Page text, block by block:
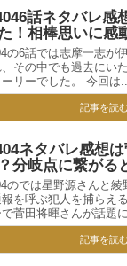
話ネタバレ感
！相棒思いに感
の6話では志摩一志が
その中でも過去にい
リーでした。 今回は
記事を読
ネタバレ感想
分岐点に繋がる
のでは星野源さんと
を呼ぶ犯人を捕らえ
菅田将暉さんが話題
記事を読